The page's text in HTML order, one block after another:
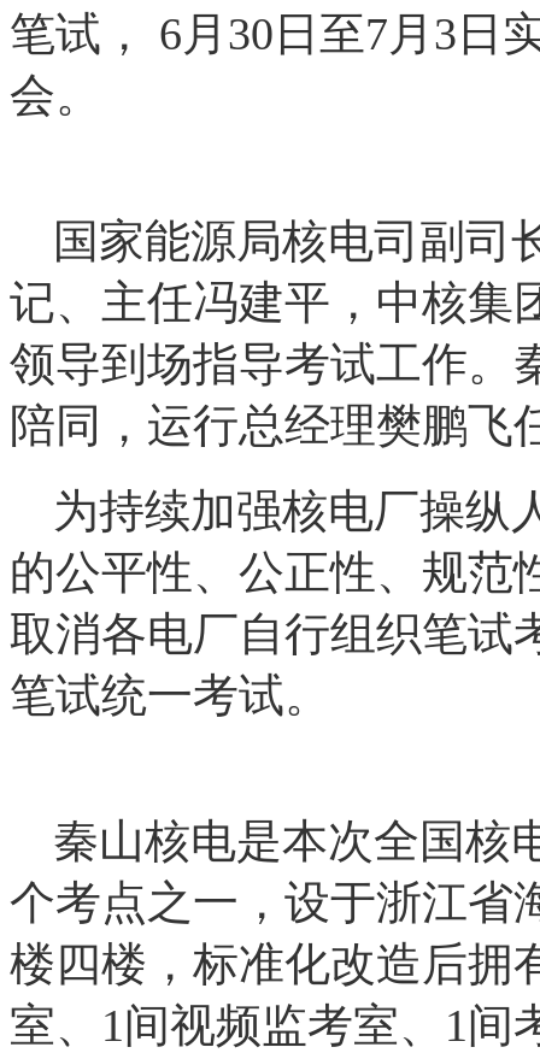
笔试， 6月30日至7月3日
会。
国家能源局核电司副司
记、主任冯建平，中核集
领导到场指导考试工作。
陪同，运行总经理樊鹏飞
为持续加强核电厂操纵
的公平性、公正性、规范
取消各电厂自行组织笔试
笔试统一考试。
秦山核电是本次全国核
个考点之一，设于浙江省
楼四楼，标准化改造后拥
室、1间视频监考室、1间